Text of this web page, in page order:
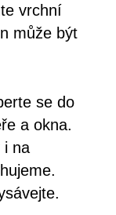
vrchní
může být
se do
a okna.
i na